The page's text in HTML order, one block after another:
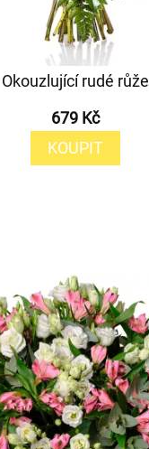
Okouzlující rudé růže
679 Kč
KOUPIT